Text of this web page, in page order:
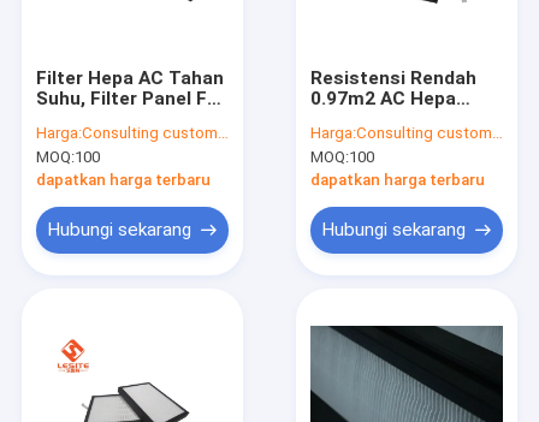
Filter Hepa AC Tahan
Suhu, Filter Panel F7
Clean
Harga:Consulting customer service
MOQ:100
dapatkan harga terbaru
Hubungi sekarang
Resistensi Rendah
0.97m2 AC Hepa
Harga:Consulting customer service
MOQ:100
dapatkan harga terbaru
Hubungi sekarang